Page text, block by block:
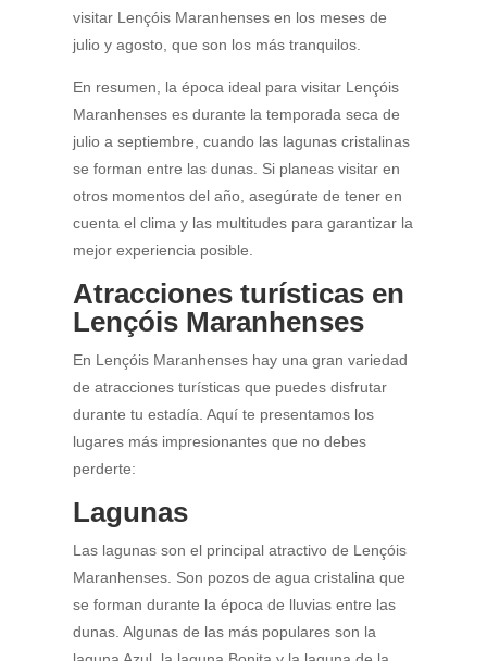
visitar Lençóis Maranhenses en los meses de
julio y agosto, que son los más tranquilos.
En resumen, la época ideal para visitar Lençóis
Maranhenses es durante la temporada seca de
julio a septiembre, cuando las lagunas cristalinas
se forman entre las dunas. Si planeas visitar en
otros momentos del año, asegúrate de tener en
cuenta el clima y las multitudes para garantizar la
mejor experiencia posible.
Atracciones turísticas en
Lençóis Maranhenses
En Lençóis Maranhenses hay una gran variedad
de atracciones turísticas que puedes disfrutar
durante tu estadía. Aquí te presentamos los
lugares más impresionantes que no debes
perderte:
Lagunas
Las lagunas son el principal atractivo de Lençóis
Maranhenses. Son pozos de agua cristalina que
se forman durante la época de lluvias entre las
dunas. Algunas de las más populares son la